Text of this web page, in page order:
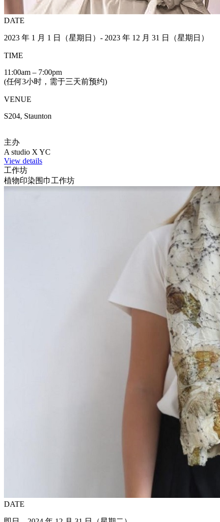
DATE
2023 年 1 月 1 日（星期日）- 2023 年 12 月 31 日（星期日）
TIME
11:00am – 7:00pm
(任何3小时，需于三天前预约)
VENUE
S204, Staunton
主办
A studio X YC
View details
工作坊
植物印染围巾工作坊
DATE